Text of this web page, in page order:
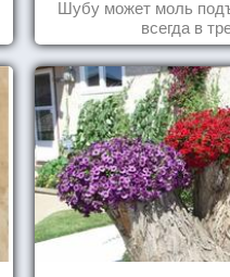
Шубу может моль
всегда в